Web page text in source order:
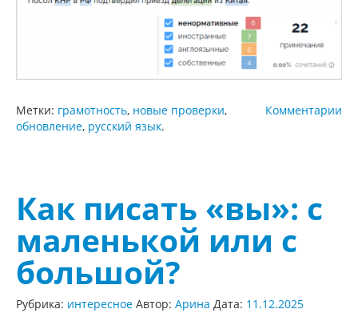
Комментарии
Метки: грамотность, новые проверки,
обновление, русский язык.
Как писать «вы»: с
маленькой или с
большой?
Рубрика: интересное Автор: Арина Дата: 11.12.2025